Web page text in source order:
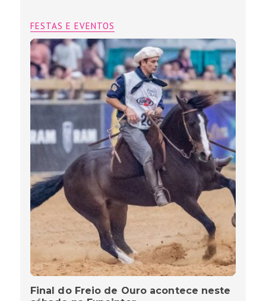
FESTAS E EVENTOS
Final do Freio de Ouro acontece neste